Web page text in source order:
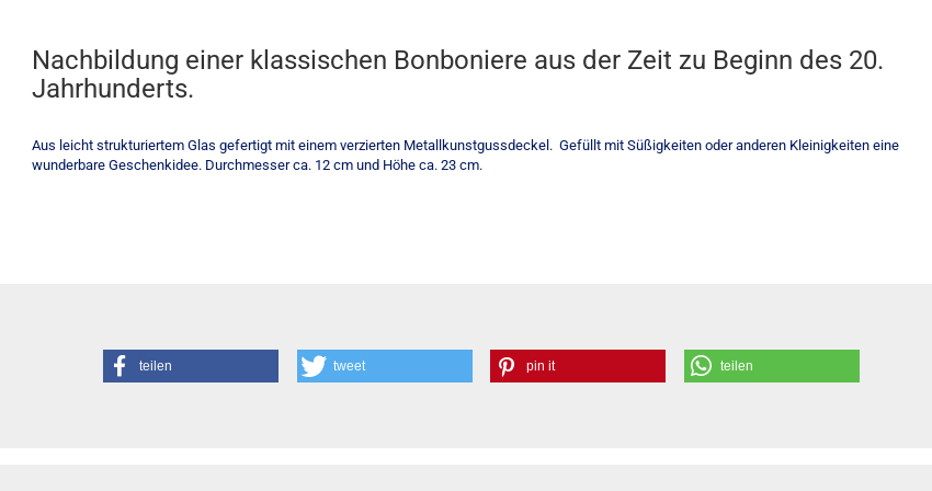
Nachbildung einer klassischen Bonboniere aus der Zeit zu Beginn des 20.
Jahrhunderts.
Aus leicht strukturiertem Glas gefertigt mit einem verzierten Metallkunstgussdeckel. Gefüllt mit Süßigkeiten oder anderen Kleinigkeiten eine
wunderbare Geschenkidee. Durchmesser ca. 12 cm und Höhe ca. 23 cm.
teilen tweet pin it teilen